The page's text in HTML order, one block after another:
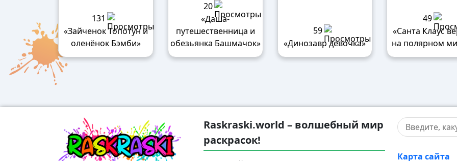
131
«Зайченок Топотун и
оленёнок Бэмби»
20
«Даша-
путешественница и
обезьянка Башмачок»
59
«Динозавр девочка»
49
«Санта Клаус
на полярном
Raskraski.world – волшебный мир
раскрасок!
Карта сайта